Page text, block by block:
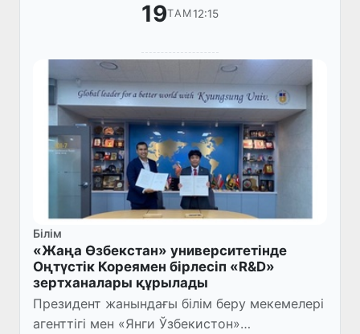
19ТАМ12:15
Білім
«Жаңа Өзбекстан» университетінде
Оңтүстік Кореямен бірлесіп «R&D»
зертханалары құрылады
Президент жанындағы білім беру мекемелері
агенттігі мен «Янги Ўзбекистон»